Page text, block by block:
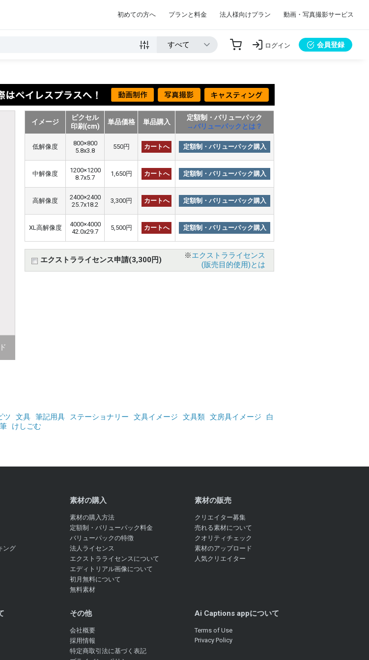
初めての方へ プランと料金 法人様向けプラン 動画・写真撮影サービス
ログイン 会員登録
イメージ
ピクセル
印刷(cm)
単品価格 単品購入
定額制・バリューパック
→バリューパックとは？
低解像度
800×800
5.8x3.8
550円 カートへ 定額制・バリューパック購入
中解像度
1200×1200
8.7x5.7
1,650円 カートへ 定額制・バリューパック購入
高解像度
2400×2400
25.7x18.2
3,300円 カートへ 定額制・バリューパック購入
XL高解像度
4000×4000
42.0x29.7
5,500円 カートへ 定額制・バリューパック購入
エクストラライセンス申請(3,300円) ※エクストラライセンス
(販売目的使用)とは
ツ 文具 筆記用具 ステーショナリー 文具イメージ 文具類 文房具イメージ
白
けしごむ
ング
素材の購入
素材の購入方法
定額制・バリューパック料金
バリューパックの特徴
法人ライセンス
エクストラライセンスについて
エディトリアル画像について
初月無料について
無料素材
素材の販売
クリエイター募集
売れる素材について
クオリティチェック
素材のアップロード
人気クリエイター
その他
会社概要
採用情報
特定商取引法に基づく表記
Ai Captions appについて
Terms of Use
Privacy Policy